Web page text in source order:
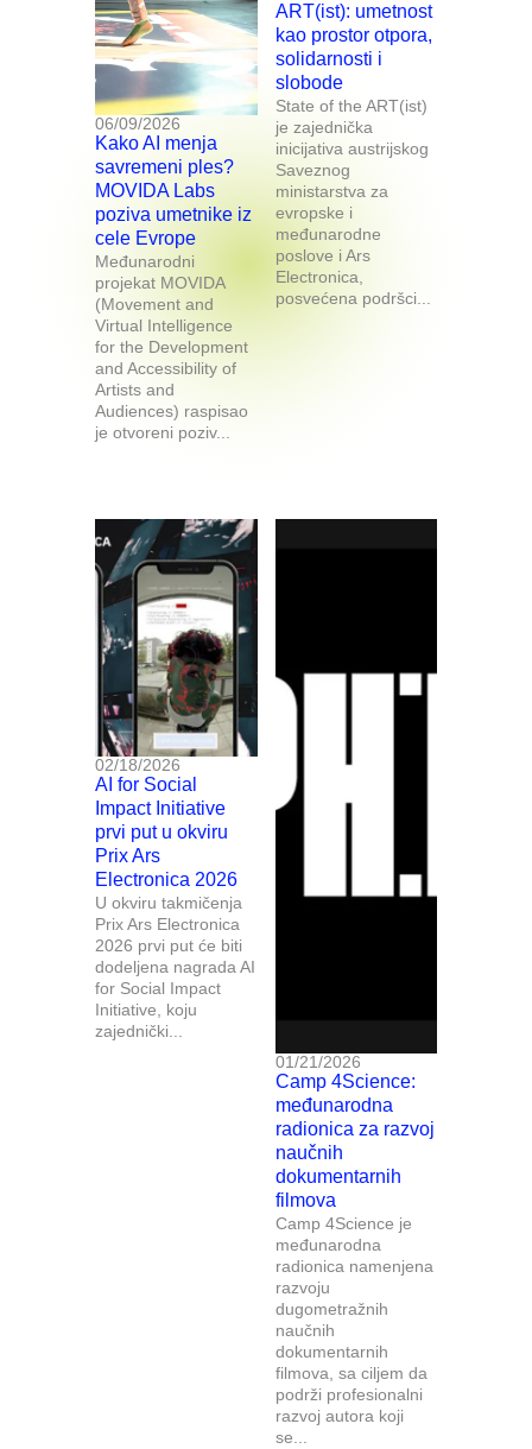
06/09/2026
Kako AI menja
savremeni ples?
MOVIDA Labs
poziva umetnike iz
cele Evrope
Međunarodni
projekat MOVIDA
(Movement and
Virtual Intelligence
for the Development
and Accessibility of
Artists and
Audiences) raspisao
je otvoreni poziv...
ART(ist): umetnost
kao prostor otpora,
solidarnosti i
slobode
State of the ART(ist)
je zajednička
inicijativa austrijskog
Saveznog
ministarstva za
evropske i
međunarodne
poslove i Ars
Electronica,
posvećena podršci...
02/18/2026
AI for Social
Impact Initiative
prvi put u okviru
Prix Ars
Electronica 2026
U okviru takmičenja
Prix Ars Electronica
2026 prvi put će biti
dodeljena nagrada AI
for Social Impact
Initiative, koju
zajednički...
01/21/2026
Camp 4Science:
međunarodna
radionica za razvoj
naučnih
dokumentarnih
filmova
Camp 4Science je
međunarodna
radionica namenjena
razvoju
dugometražnih
naučnih
dokumentarnih
filmova, sa ciljem da
podrži profesionalni
razvoj autora koji
se...